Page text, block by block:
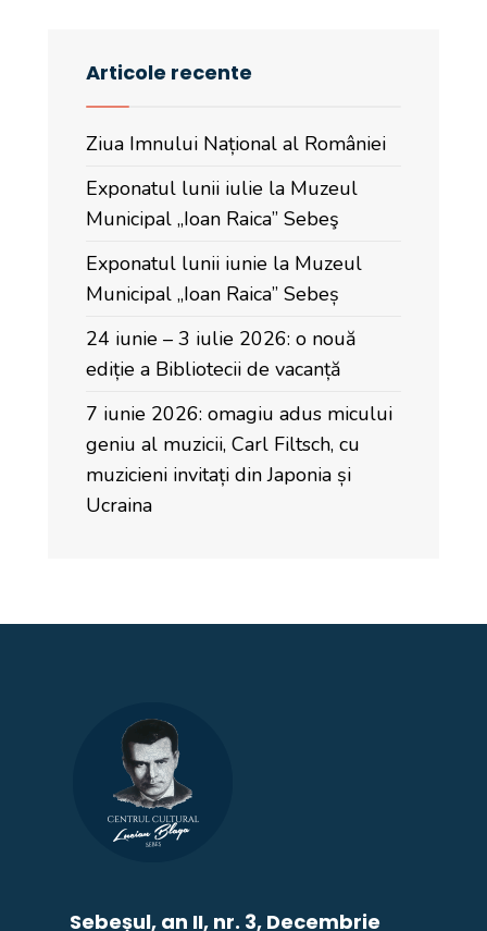
Articole recente
Ziua Imnului Național al României
Exponatul lunii iulie la Muzeul
Municipal „Ioan Raica” Sebeş
Exponatul lunii iunie la Muzeul
Municipal „Ioan Raica” Sebeș
24 iunie – 3 iulie 2026: o nouă
ediție a Bibliotecii de vacanță
7 iunie 2026: omagiu adus micului
geniu al muzicii, Carl Filtsch, cu
muzicieni invitați din Japonia și
Ucraina
Sebeșul, an II, nr. 3, Decembrie